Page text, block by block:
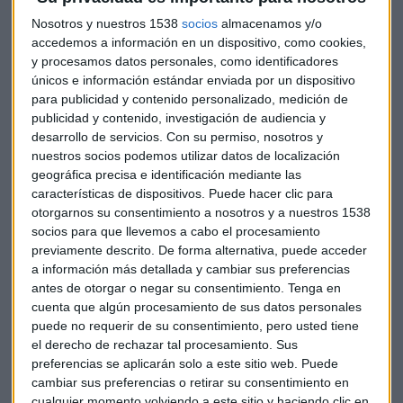
Nosotros y nuestros 1538 socios almacenamos y/o
accedemos a información en un dispositivo, como cookies,
y procesamos datos personales, como identificadores
únicos e información estándar enviada por un dispositivo
para publicidad y contenido personalizado, medición de
publicidad y contenido, investigación de audiencia y
desarrollo de servicios. Con su permiso, nosotros y
nuestros socios podemos utilizar datos de localización
geográfica precisa e identificación mediante las
características de dispositivos. Puede hacer clic para
otorgarnos su consentimiento a nosotros y a nuestros 1538
socios para que llevemos a cabo el procesamiento
previamente descrito. De forma alternativa, puede acceder
a información más detallada y cambiar sus preferencias
antes de otorgar o negar su consentimiento. Tenga en
cuenta que algún procesamiento de sus datos personales
puede no requerir de su consentimiento, pero usted tiene
el derecho de rechazar tal procesamiento. Sus
preferencias se aplicarán solo a este sitio web. Puede
cambiar sus preferencias o retirar su consentimiento en
que los términos financieros de esta operación permiten
crear valor para los accionistas desde el principio.
La entidad ha indicado que el modelo de Barclays Portugal
encaja «perfectamente» con su modelo de negocio,
enfocado a clientes de rentas medias y altas y empresas,
basado en un modelo de distribución multicanal, con altos
niveles de venta cruzada.
«Con esta operación nuestra entidad busca reforzarse como
un jugador de referencia en el nuevo marco financiero
europeo», ha afirmado Dancausa. Bankinter, que en enero
ya se había constituido como sucursal en Portugal, llega a
este país con planes de crecimiento y permanencia a largo
plazo.
Asumido el control de los negocios bancarios y asegurador,
se inicia ahora un proceso que durará hasta finales de 2016